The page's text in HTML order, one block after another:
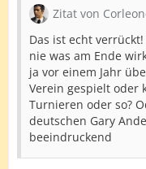
Zitat von
Das ist echt
nie was am Ende
ja vor einem Jahr
Verein gespielt oder
Turnieren oder so?
deutschen Gary
beeindruckend